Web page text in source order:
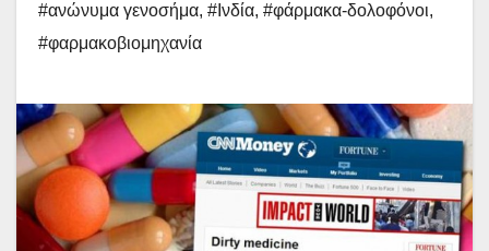
#ανώνυμα γενοσήμα, #Ινδία, #φάρμακα-δολοφόνοι,
#φαρμακοβιομηχανία